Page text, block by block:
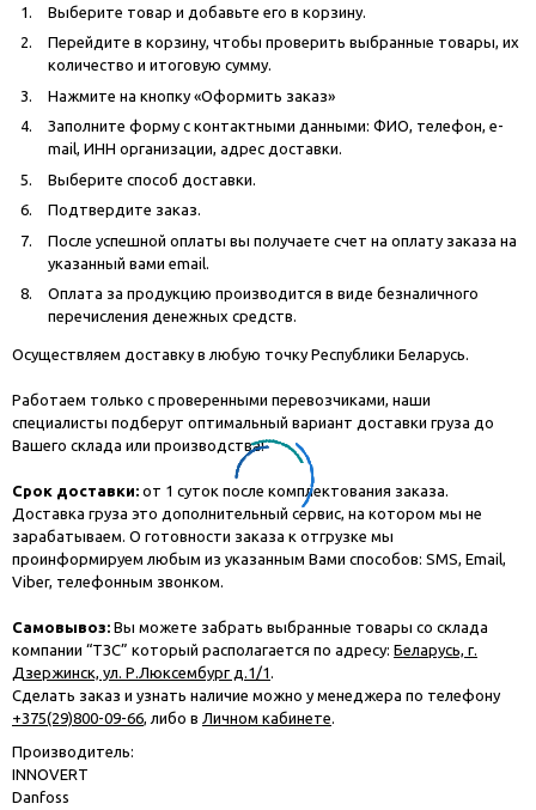
Выберите товар и добавьте его в корзину.
Перейдите в корзину, чтобы проверить выбранные товары, их
количество и итоговую сумму.
Нажмите на кнопку «Оформить заказ»
Заполните форму с контактными данными: ФИО, телефон, e-
mail, ИНН организации, адрес доставки.
Выберите способ доставки.
Подтвердите заказ.
После успешной оплаты вы получаете счет на оплату заказа на
указанный вами email.
Оплата за продукцию производится в виде безналичного
перечисления денежных средств.
Осуществляем доставку в любую точку Республики Беларусь.
Работаем только с проверенными перевозчиками, наши
специалисты подберут оптимальный вариант доставки груза до
Вашего склада или производства!
Срок доставки: от 1 суток после комплектования заказа.
Доставка груза это дополнительный сервис, на котором мы не
зарабатываем. О готовности заказа к отгрузке мы
проинформируем любым из указанным Вами способов: SMS, Email,
Viber, телефонным звонком.
Самовывоз: Вы можете забрать выбранные товары со склада
компании “ТЗС” который располагается по адресу: Беларусь, г.
Дзержинск, ул. Р.Люксембург д.1/1 .
Сделать заказ и узнать наличие можно у менеджера по телефону
+375(29)800-09-66, либо в Личном кабинете.
Производитель:
INNOVERT
Danfoss